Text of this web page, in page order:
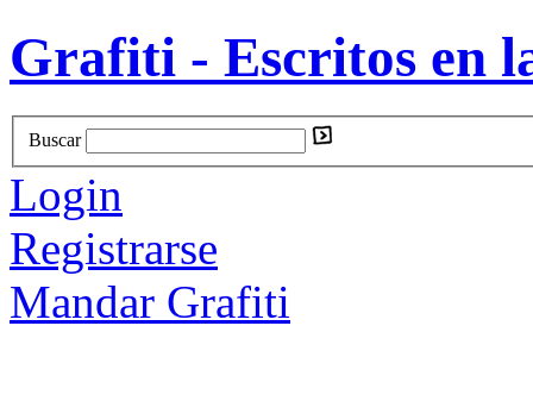
Grafiti - Escritos en
Buscar
Login
Registrarse
Mandar Grafiti